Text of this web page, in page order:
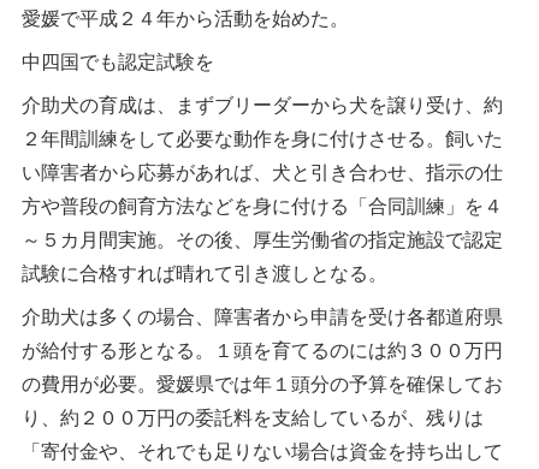
愛媛で平成２４年から活動を始めた。
中四国でも認定試験を
介助犬の育成は、まずブリーダーから犬を譲り受け、約
２年間訓練をして必要な動作を身に付けさせる。飼いた
い障害者から応募があれば、犬と引き合わせ、指示の仕
方や普段の飼育方法などを身に付ける「合同訓練」を４
～５カ月間実施。その後、厚生労働省の指定施設で認定
試験に合格すれば晴れて引き渡しとなる。
介助犬は多くの場合、障害者から申請を受け各都道府県
が給付する形となる。１頭を育てるのには約３００万円
の費用が必要。愛媛県では年１頭分の予算を確保してお
り、約２００万円の委託料を支給しているが、残りは
「寄付金や、それでも足りない場合は資金を持ち出して